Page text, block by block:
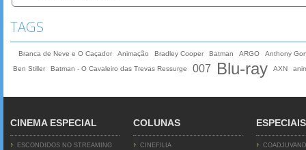
TAGS
Branca de Neve e O Caçador Animação Bradley Cooper Batman ARGO
Anthony
Ben Stiller
Batman - O Cavaleiro das Trevas Ressurge 007 Blu-ray AXN
CINEMA ESPECIAL
ESCONDIDOS NO STREAMING
COLUNAS
CINEFILIA
ESPECIAIS